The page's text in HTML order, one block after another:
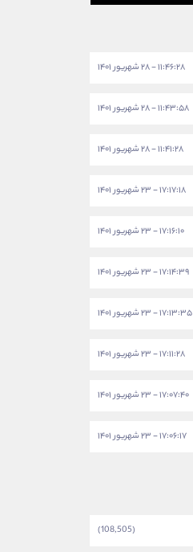
۱۱:۴۶:۲۸ - ۲۸ شهریور ۱۴۰۱
۱۱:۴۳:۵۸ - ۲۸ شهریور ۱۴۰۱
۱۱:۴۱:۲۸ - ۲۸ شهریور ۱۴۰۱
۱۷:۱۷:۱۸ - ۲۳ شهریور ۱۴۰۱
۱۷:۱۶:۱۰ - ۲۳ شهریور ۱۴۰۱
۱۷:۱۴:۳۹ - ۲۳ شهریور ۱۴۰۱
۱۷:۱۳:۳۵ - ۲۳ شهریور ۱۴۰۱
۱۷:۱۱:۲۸ - ۲۳ شهریور ۱۴۰۱
۱۷:۰۷:۴۰ - ۲۳ شهریور ۱۴۰۱
۱۷:۰۶:۱۷ - ۲۳ شهریور ۱۴۰۱
(108,505)